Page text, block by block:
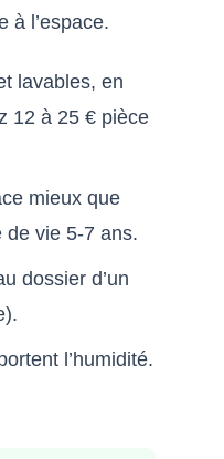
à l’espace.
lavables, en
12 à 25 € pièce
mieux que
de vie 5-7 ans.
dossier d’un
l’humidité.